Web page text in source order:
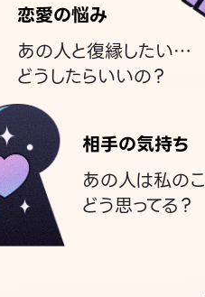
恋愛の悩み
あの人と復縁したい…
どうしたらいいの？
相手の気持ち
あの人は私の
どう思ってる？